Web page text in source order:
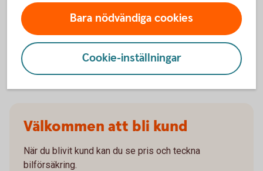
Täcker försäkringen viltolyckor?
Vilka bilar har en vagnskadegaranti?
Välkommen att bli kund
När du blivit kund kan du se pris och teckna
bilförsäkring.
Bara nödvändiga cookies
Cookie-inställningar